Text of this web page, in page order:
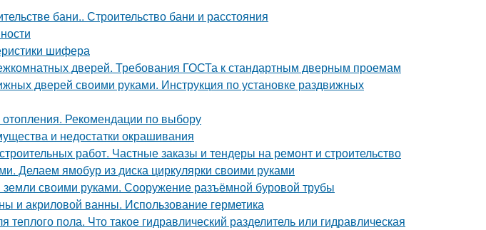
бани.. Строительство бани и расстояния
шифера
дверей. Требования ГОСТа к стандартным дверным проемам
дверей своими руками. Инструкция по установке раздвижных
Рекомендации по выбору
и недостатки окрашивания
работ. Частные заказы и тендеры на ремонт и строительство
Делаем ямобур из диска циркулярки своими руками
земли своими руками. Сооружение разъёмной буровой трубы
и акриловой ванны. Использование герметика
теплого пола. Что такое гидравлический разделитель или гидравлическая